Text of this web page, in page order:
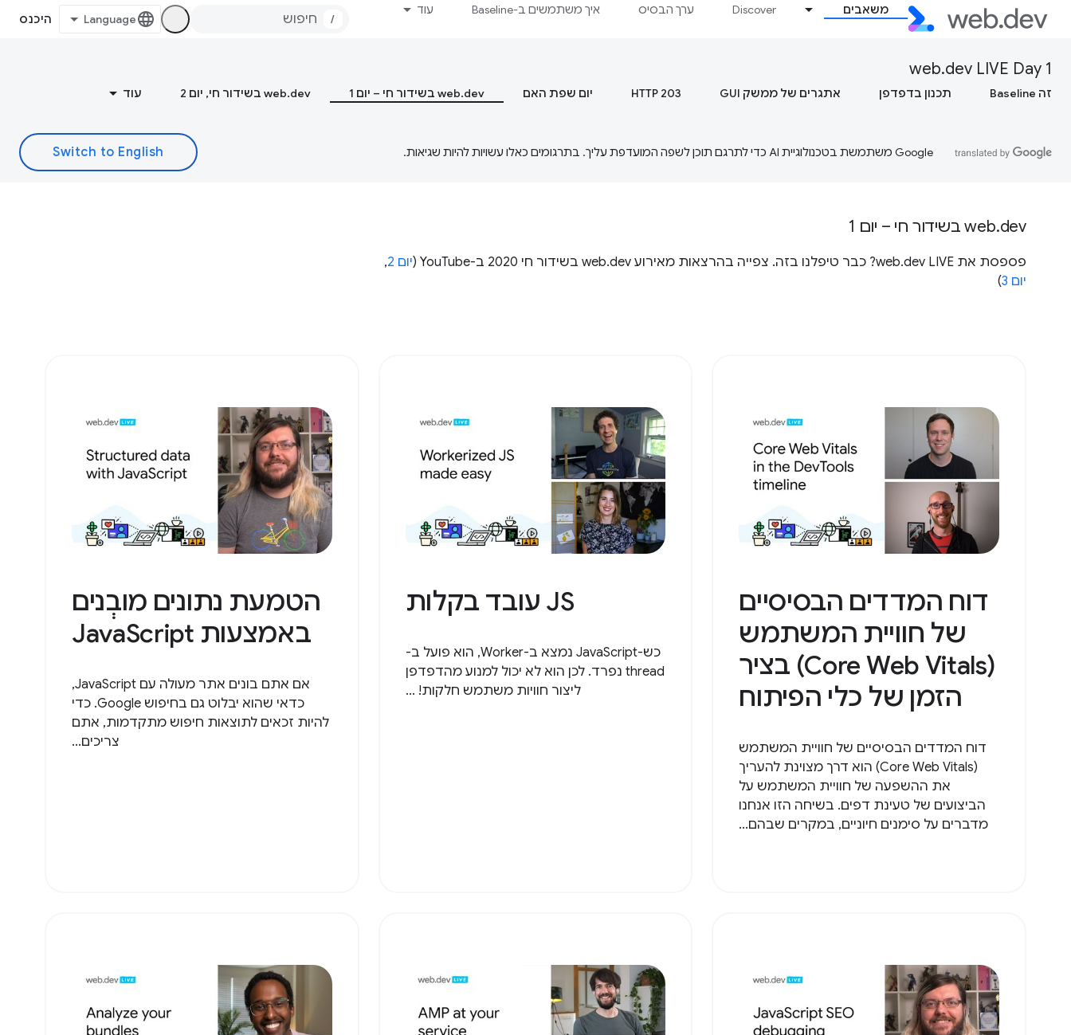
משאבים Discover ערך הבסיס איך משתמשים ב-Baseline עוד
/ היכנס
web.dev LIVE Day 1
זה Baseline תכנון בדפדפן אתגרים של ממשק GUI HTTP 203 יום שפת האם web.dev בשידור חי – יום 1 web.dev בשידור חי, יום 2 עוד
‫Google משתמשת בטכנולוגיית AI כדי לתרגם תוכן לשפה המועדפת עליך. בתרגומים כאלו עשויות להיות שגיאות.
web.dev בשידור חי – יום 1
פספסת את web.dev LIVE? כבר טיפלנו בזה. צפייה בהרצאות מאירוע web.dev בשידור חי 2020 ב-YouTube ( יום 2
,
יום 3
)
דוח המדדים הבסיסיים
של חוויית המשתמש
(Core Web Vitals) בציר
הזמן של כלי הפיתוח
דוח המדדים הבסיסיים של חוויית המשתמש
(Core Web Vitals) הוא דרך מצוינת להעריך
את ההשפעה של חוויית המשתמש על
הביצועים של טעינת דפים. בשיחה הזו אנחנו
מדברים על סימנים חיוניים, במקרים שבהם...
JS עובד בקלות
כש-JavaScript נמצא ב-Worker, הוא פועל ב-
thread נפרד. לכן הוא לא יכול למנוע מהדפדפן
ליצור חוויות משתמש חלקות! ...
הטמעת נתונים מובְנים
באמצעות JavaScript
אם אתם בונים אתר מעולה עם JavaScript,
כדאי שהוא יבלוט גם בחיפוש Google. כדי
להיות זכאים לתוצאות חיפוש מתקדמות, אתם
צריכים...